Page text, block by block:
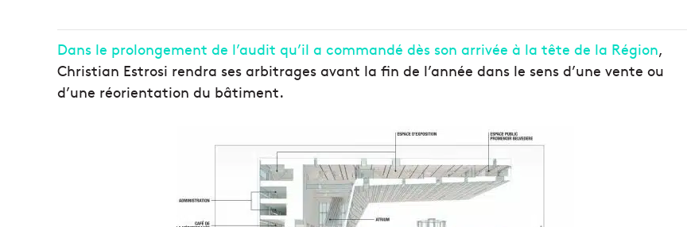
Dans le prolongement de l’audit qu’il a commandé dès son arrivée à la tête de la Région,
Christian Estrosi rendra ses arbitrages avant la fin de l’année dans le sens d’une vente ou
d’une réorientation du bâtiment.